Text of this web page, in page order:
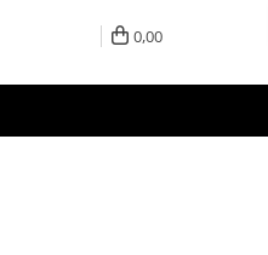
0,00